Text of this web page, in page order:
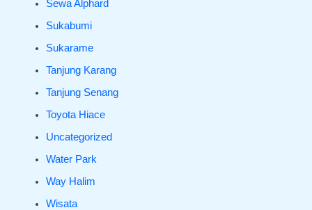
Sewa Alphard
Sukabumi
Sukarame
Tanjung Karang
Tanjung Senang
Toyota Hiace
Uncategorized
Water Park
Way Halim
Wisata